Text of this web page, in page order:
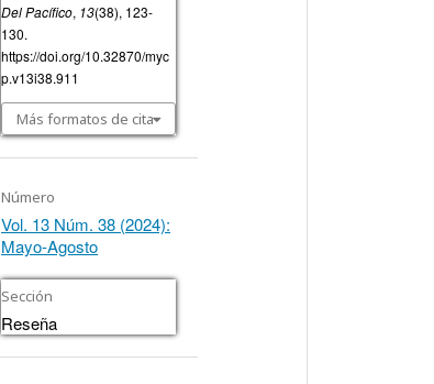
Del Pacífico, 13(38), 123-
130.
https://doi.org/10.32870/myc
p.v13i38.911
Más formatos de cita
Número
Vol. 13 Núm. 38 (2024):
Mayo-Agosto
Sección
Reseña